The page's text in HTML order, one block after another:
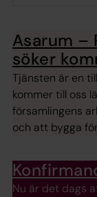
Asarum –
söker
Tjänsten är en
kommer till oss
församlingens
och att bygga
Nu är det dags